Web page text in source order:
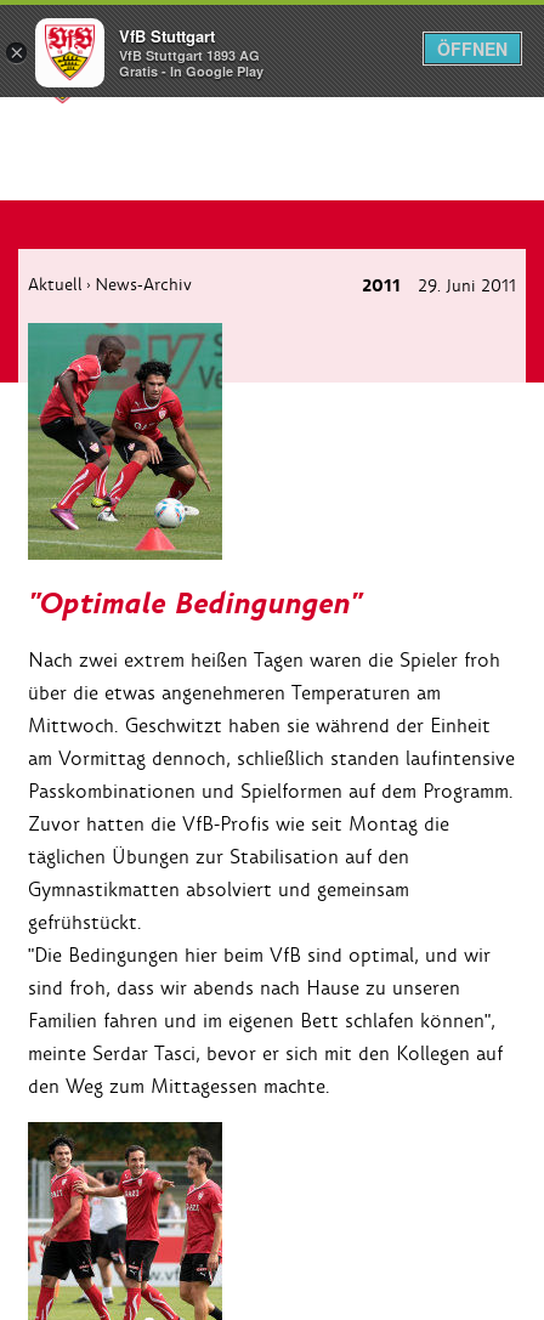
Menü
Aktuell › News-Archiv 2011 29. Juni 2011
"Optimale Bedingungen"
Nach zwei extrem heißen Tagen waren die Spieler froh
über die etwas angenehmeren Temperaturen am
Mittwoch. Geschwitzt haben sie während der Einheit
am Vormittag dennoch, schließlich standen laufintensive
Passkombinationen und Spielformen auf dem Programm.
Zuvor hatten die VfB-Profis wie seit Montag die
täglichen Übungen zur Stabilisation auf den
Gymnastikmatten absolviert und gemeinsam
gefrühstückt.
"Die Bedingungen hier beim VfB sind optimal, und wir
sind froh, dass wir abends nach Hause zu unseren
Familien fahren und im eigenen Bett schlafen können",
meinte Serdar Tasci, bevor er sich mit den Kollegen auf
den Weg zum Mittagessen machte.
×
VfB Stuttgart
VfB Stuttgart 1893 AG
Gratis - In Google Play
ÖFFNEN